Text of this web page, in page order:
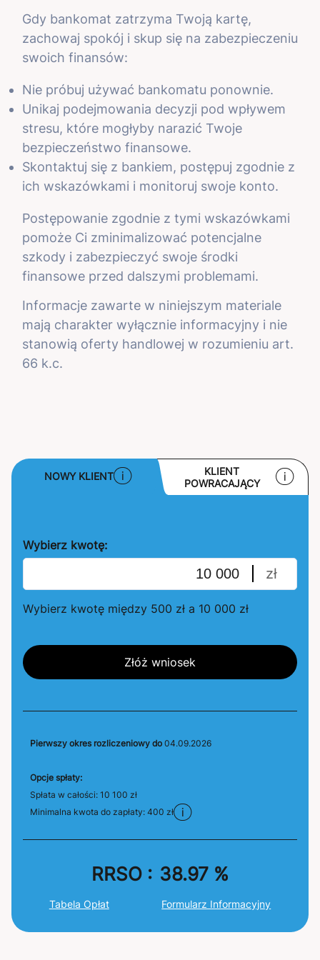
Gdy bankomat zatrzyma Twoją kartę,
zachowaj spokój i skup się na zabezpieczeniu
swoich finansów:
Nie próbuj używać bankomatu ponownie.
Unikaj podejmowania decyzji pod wpływem
stresu, które mogłyby narazić Twoje
bezpieczeństwo finansowe.
Skontaktuj się z bankiem, postępuj zgodnie z
ich wskazówkami i monitoruj swoje konto.
Postępowanie zgodnie z tymi wskazówkami
pomoże Ci zminimalizować potencjalne
szkody i zabezpieczyć swoje środki
finansowe przed dalszymi problemami.
Informacje zawarte w niniejszym materiale
mają charakter wyłącznie informacyjny i nie
stanowią oferty handlowej w rozumieniu art.
66 k.c.
NOWY KLIENT
KLIENT
POWRACAJĄCY
Wybierz kwotę:
zł
Wybierz kwotę między 500 zł a 10 000 zł
Złóż wniosek
Pierwszy okres rozliczeniowy do 04.09.2026
Opcje spłaty:
Spłata w całości: 10 100 zł
Minimalna kwota do zapłaty: 400 zł
RRSO : 38.97 %
Tabela Opłat Formularz Informacyjny